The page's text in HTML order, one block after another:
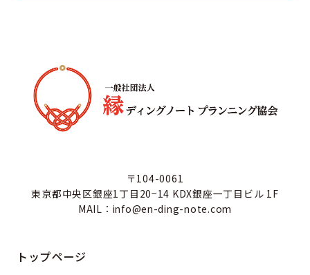
〒104-0061
東京都中央区銀座1丁目20−14 KDX銀座一丁目ビル 1F
MAIL：info@en-ding-note.com
トップページ